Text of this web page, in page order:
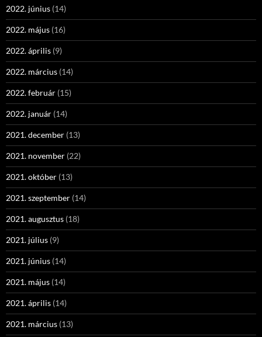
2022. június (14)
2022. május (16)
2022. április (9)
2022. március (14)
2022. február (15)
2022. január (14)
2021. december (13)
2021. november (22)
2021. október (13)
2021. szeptember (14)
2021. augusztus (18)
2021. július (9)
2021. június (14)
2021. május (14)
2021. április (14)
2021. március (13)